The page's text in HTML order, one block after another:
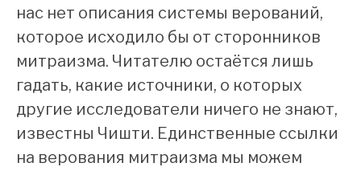
нас нет описания системы верований,
которое исходило бы от сторонников
митраизма. Читателю остаётся лишь
гадать, какие источники, о которых
другие исследователи ничего не знают,
известны Чишти. Единственные ссылки
на верования митраизма мы можем